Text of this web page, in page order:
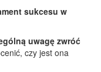
sukcesu w
uwagę zwróć
czy jest ona